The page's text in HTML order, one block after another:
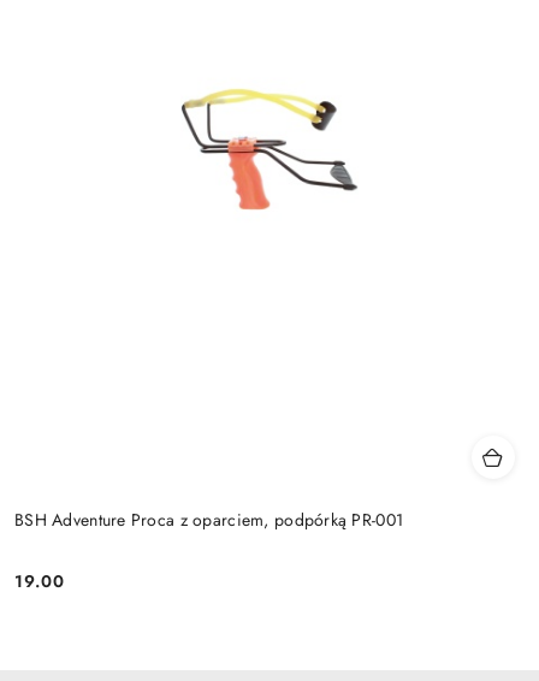
BSH Adventure Proca z oparciem, podpórką PR-001
Cena:
19.00